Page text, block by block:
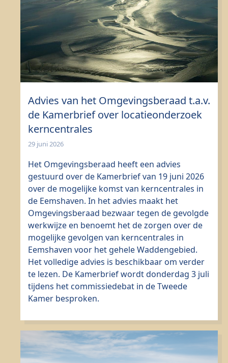
Advies van het Omgevingsberaad t.a.v.
de Kamerbrief over locatieonderzoek
kerncentrales
29 juni 2026
Het Omgevingsberaad heeft een advies
gestuurd over de Kamerbrief van 19 juni 2026
over de mogelijke komst van kerncentrales in
de Eemshaven. In het advies maakt het
Omgevingsberaad bezwaar tegen de gevolgde
werkwijze en benoemt het de zorgen over de
mogelijke gevolgen van kerncentrales in
Eemshaven voor het gehele Waddengebied.
Het volledige advies is beschikbaar om verder
te lezen. De Kamerbrief wordt donderdag 3 juli
tijdens het commissiedebat in de Tweede
Kamer besproken.